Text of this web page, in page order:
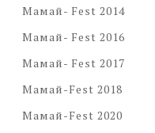
Мамай- Fest 2014
Мамай- Fest 2016
Мамай- Fest 2017
Мамай-Fest 2018
Мамай-Fest 2020